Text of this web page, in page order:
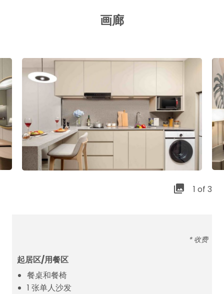
画廊
1 of 3
* 收费
起居区/用餐区
餐桌和餐椅
1 张单人沙发